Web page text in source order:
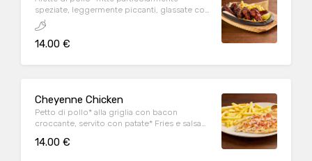
speziate, leggermente piccanti, glassate con
Korean sauce, sesamo tostato, prezzemolo,
lime e servite con patate* Fries
14.00 €
Cheyenne Chicken
Petto di pollo* alla griglia con bacon
croccante, servito con patate* Fries e salsa
14.00 €